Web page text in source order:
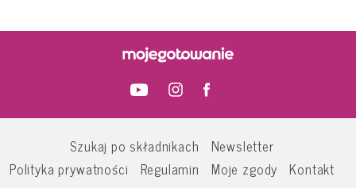
Szukaj po składnikach
Newsletter
Polityka prywatności
Regulamin Moje zgody Kontakt